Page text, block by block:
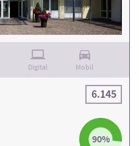
Digital Mobil
90%
6.145